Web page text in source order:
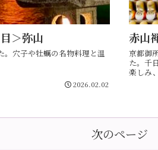
＞弥山
。穴子や牡蠣の名物料理と温
2026.02.02
赤山
京都御
た。千
楽しみ
次のページ